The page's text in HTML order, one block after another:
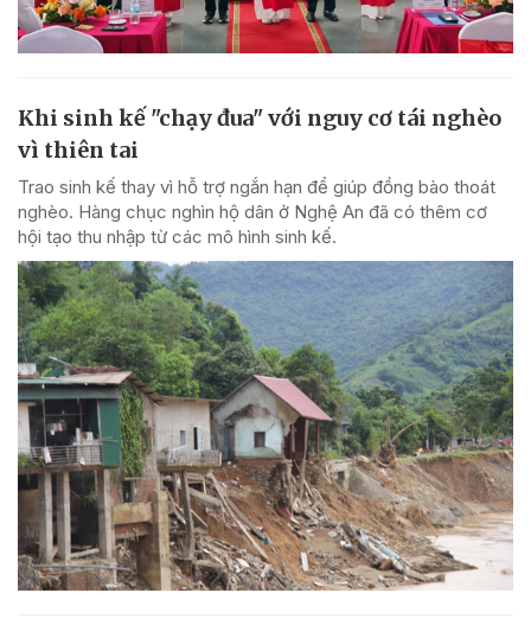
Khi sinh kế "chạy đua" với nguy cơ tái nghèo
vì thiên tai
Trao sinh kế thay vì hỗ trợ ngắn hạn để giúp đồng bào thoát
nghèo. Hàng chục nghìn hộ dân ở Nghệ An đã có thêm cơ
hội tạo thu nhập từ các mô hình sinh kế.